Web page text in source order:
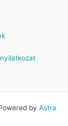
by Astra